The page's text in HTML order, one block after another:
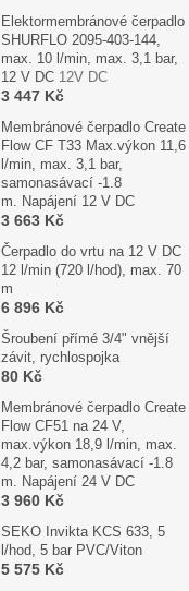
Elektormembránové čerpadlo
SHURFLO 2095-403-144,
max. 10 l/min, max. 3,1 bar,
12 V DC 12V DC
3 447 Kč
Membránové čerpadlo Create
Flow CF T33 Max.výkon 11,6
l/min, max. 3,1 bar,
samonasávací -1.8
m. Napájení 12 V DC
3 663 Kč
Čerpadlo do vrtu na 12 V DC
12 l/min (720 l/hod), max. 70
m
6 896 Kč
Šroubení přímé 3/4" vnější
závit, rychlospojka
80 Kč
Membránové čerpadlo Create
Flow CF51 na 24 V,
max.výkon 18,9 l/min, max.
4,2 bar, samonasávací -1.8
m. Napájení 24 V DC
3 960 Kč
SEKO Invikta KCS 633, 5
l/hod, 5 bar PVC/Viton
5 575 Kč